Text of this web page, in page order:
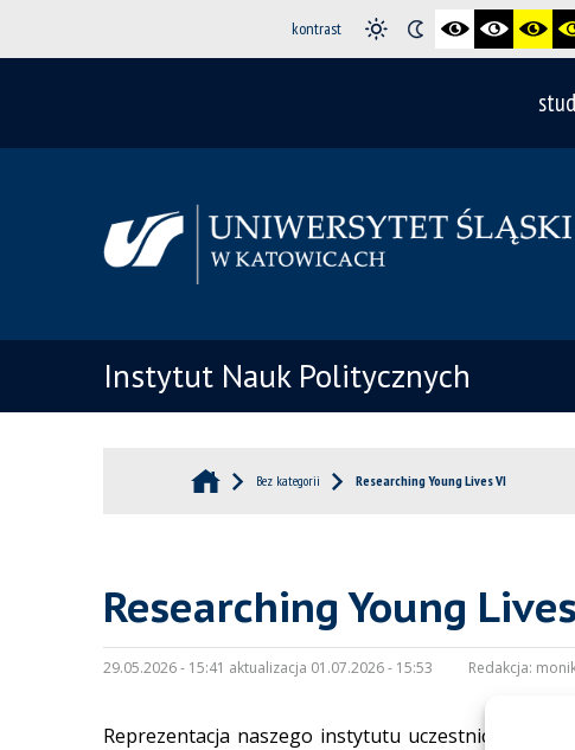
kontrast
Instytut Nauk Politycznych
Bez kategorii Researching Young Lives VI
Researching Young
29.05.2026 - 15:41 aktualizacja 01.07.2026 - 15:53 Redakcja:
Reprezentacja naszego instytutu uczestniczyła w